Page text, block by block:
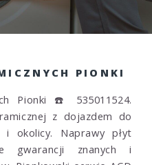
PIONKI
Pionki ☎️ 535011524.
z dojazdem do
okolicy. Naprawy płyt
gwarancji znanych i